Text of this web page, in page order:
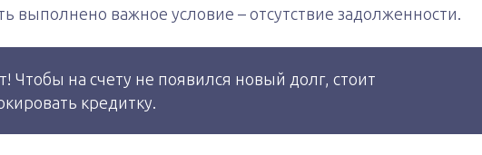
выполнено важное условие – отсутствие задолженности.
Чтобы на счету не появился новый долг, стоит
кредитку.